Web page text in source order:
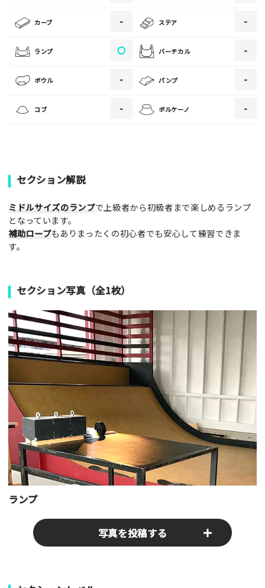
ご注意事項
・人物の顔が写っている場合はモザイク処理を行います。
・画像の規定サイズは横幅640px以上となります。
カーブ - ステア -
ランプ 〇 バーチカル -
ボウル - パンプ -
コブ - ボルケーノ -
セクション解説
ミドルサイズのランプで上級者から初級者まで楽しめるランプ
となっています。
補助ロープもありまったくの初心者でも安心して練習できま
す。
セクション写真（全1枚）
ランプ
写真を投稿する
パークやスポットの写真をぜひお送りください！あなたの写真